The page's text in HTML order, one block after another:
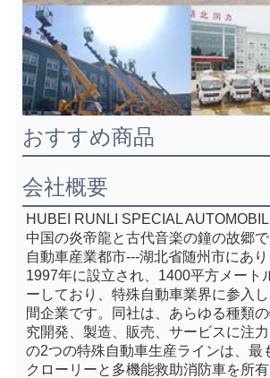
おすすめ商品
会社概要
HUBEI RUNLI SPECIAL
中国の炎帝龍と古代音楽の鐘の故郷
自動車産業都市---湖北省随州市にあ
1997年に設立され、1400平方メート
ーしており、特殊自動車業界に参入
間企業です。同社は、あらゆる種類
究開発、製造、販売、サービスに注
の2つの特殊自動車生産ラインは、最
クローリーと多機能救助消防車を所